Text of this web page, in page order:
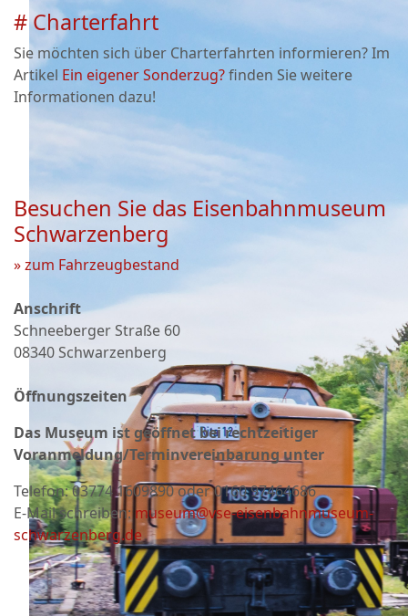
# Charterfahrt
Sie möchten sich über Charterfahrten informieren? Im
Artikel Ein eigener Sonderzug?finden Sie weitere
Informationen dazu!
Besuchen Sie das Eisenbahnmuseum
Schwarzenberg
» zum Fahrzeugbestand
Anschrift
Schneeberger Straße 60
08340 Schwarzenberg
Öffnungszeiten
Das Museum ist geöffnet bei rechtzeitiger
Voranmeldung/Terminvereinbarung unter
Telefon:03774 1609890 oder 0160 97464686
E-Mail schreiben: museum@vse-eisenbahnmuseum-
schwarzenberg.de